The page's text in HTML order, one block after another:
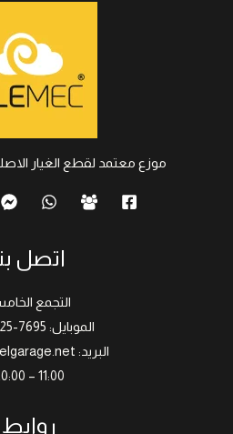
موزع معتمد لقطع الغيار
اتصل
التجمع
الموبايل: 7695-225-0101
البريد: info@opelgarage.net
11:00 – 20:00
روابط